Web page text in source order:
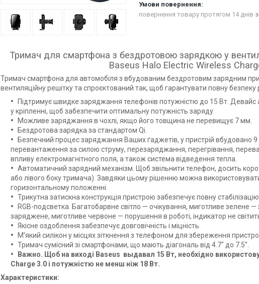
повернення товару протягом 14 днів
Тримач для смартфона з бездротовою зарядкою у
Baseus Halo Electric Wireless
Тримач смартфона для автомобіля з вбудованим бездротовим зарядним
вентиляційну решітку та спроєктований так, щоб гарантувати повну
Підтримує швидке заряджання телефонів потужністю до 15 Вт.
у кріпленні, щоб забезпечити оптимальну потужність заряду.
Можливе заряджання в чохлі, якщо його товщина не перевищує 7 мм.
Бездротова зарядка за стандартом Qi.
Безпечний процес заряджання Ваших ґаджетів, у пристрій вбудовано 9
перевантаження за силою струму, перезаряджання, перегрівання,
впливу електромагнітного поля, а також система відведення тепла.
Автоматичний зарядний механізм. Щоб звільнити телефон, досить
або лівого боку тримача). Завдяки цьому рішенню можна
горизонтальному положенні.
Трикутна затискна конструкція пристрою забезпечує повну
RGB-подсветка. Багатобарвне світло — очікування, миготливе зелене
заряджене, миготливе червоне — порушення в роботі, індикатор не
Якісне оздоблення забезпечує довговічність і міцність.
М'який силікон у місцях зіткнення з телефоном для збереження
Тримач сумісний зі смартфонами, що мають діагональ від 4.7" до 7.5".
Важно. Щоб на виході Baseus выдавал 15 Вт, необхідно
Charge 3.0 і потужністю не менш ніж 18 Вт.
Характеристики: